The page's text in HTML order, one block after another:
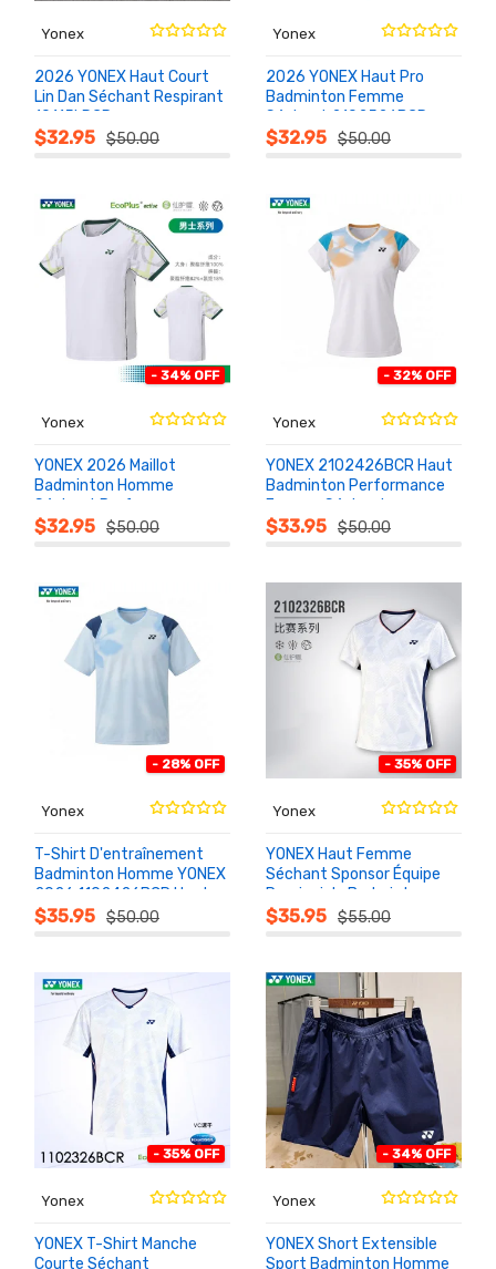
Yonex
2026 YONEX Haut Court
Lin Dan Séchant Respirant
10115LDCR
$32.95 $50.00
AU
PANIER
Yonex
2026 YONEX Haut Pro
Badminton Femme
Séchant 2102526BCR
$32.95 $50.00
AU
PANIER
- 34% OFF
Yonex
YONEX 2026 Maillot
Badminton Homme
Séchant Performance
1102526BCR
$32.95 $50.00
AU
PANIER
- 32% OFF
Yonex
YONEX 2102426BCR Haut
Badminton Performance
Femme Séchant
Entraînement
$33.95 $50.00
AU
PANIER
- 28% OFF
Yonex
T-Shirt D'entraînement
Badminton Homme YONEX
2026 1102426BCR Haut
Sport
$35.95 $50.00
AU
PANIER
- 35% OFF
Yonex
YONEX Haut Femme
Séchant Sponsor Équipe
Provinciale Badminton
2102326BCR
$35.95 $55.00
AU
PANIER
- 35% OFF
Yonex
YONEX T-Shirt Manche
Courte Séchant
- 34% OFF
Yonex
YONEX Short Extensible
Sport Badminton Homme